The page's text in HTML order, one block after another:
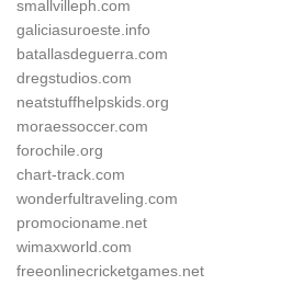
smallvilleph.com
galiciasuroeste.info
batallasdeguerra.com
dregstudios.com
neatstuffhelpskids.org
moraessoccer.com
forochile.org
chart-track.com
wonderfultraveling.com
promocioname.net
wimaxworld.com
freeonlinecricketgames.net